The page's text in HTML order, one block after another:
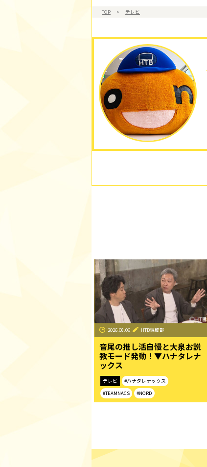
TOP > テレビ
2026.08.06 HTB編成部
音尾の推し活自慢と大泉お説
教モード発動！▼ハナタレナ
ックス
テレビ
#ハナタレナックス
#TEAMNACS
#NORD